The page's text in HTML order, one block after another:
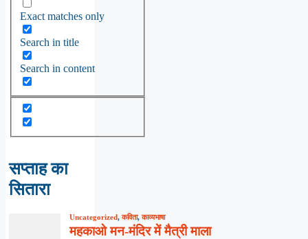
Exact matches only
Search in title
Search in content
सप्ताह का
सितारा
Uncategorized,कविता,काव्यभाषा
महकाओ मन-मंदिर में मैत्री माला